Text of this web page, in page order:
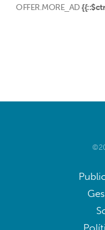
OFFER.MORE_AD